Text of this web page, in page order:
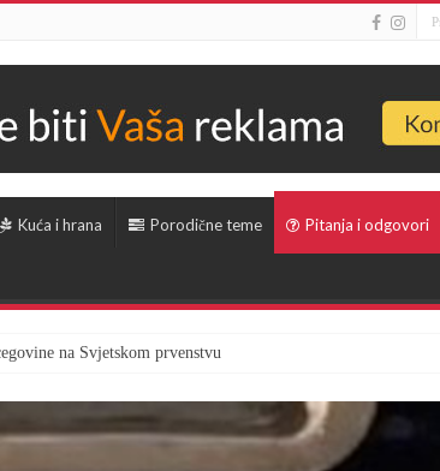
Kuća i hrana Porodične teme Pitanja i odgovori
na Svjetskom prvenstvu